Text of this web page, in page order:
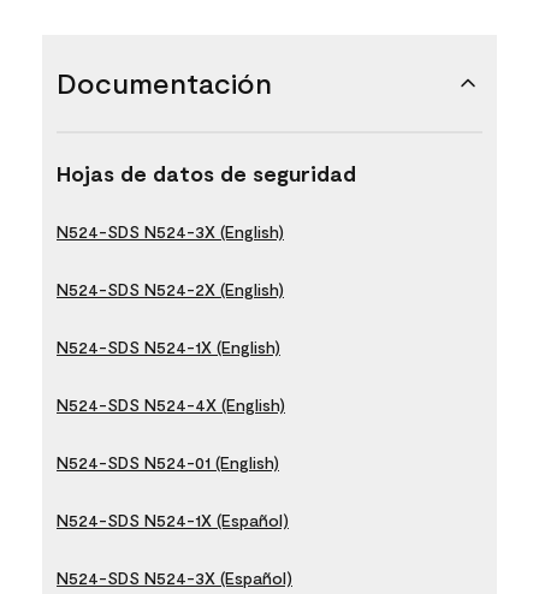
Documentación
Hojas de datos de seguridad
N524-SDS N524-3X (English)
N524-SDS N524-2X (English)
N524-SDS N524-1X (English)
N524-SDS N524-4X (English)
N524-SDS N524-01 (English)
N524-SDS N524-1X (Español)
N524-SDS N524-3X (Español)